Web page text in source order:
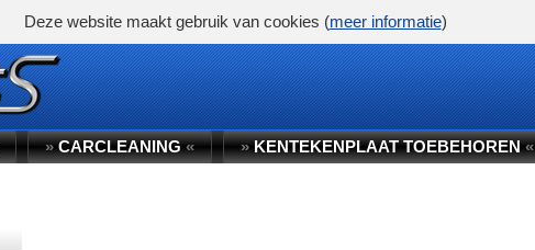
»CARCLEANING« »KENTEKENPLAAT TOEBEHOREN«
Deze website maakt gebruik van cookies (meer informatie)